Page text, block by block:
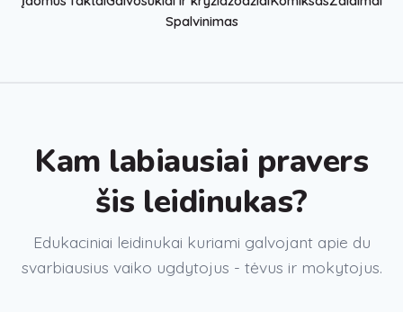
Spalvinimas
Kam labiausiai pravers
šis leidinukas?
Edukaciniai leidinukai kuriami galvojant apie du
svarbiausius vaiko ugdytojus - tėvus ir mokytojus.